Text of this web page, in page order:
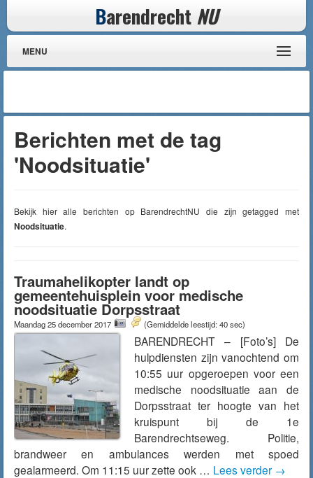
Barendrecht NU
MENU
Berichten met de tag
'Noodsituatie'
Bekijk hier alle berichten op BarendrechtNU die zijn getagged met
Noodsituatie.
Traumahelikopter landt op
gemeentehuisplein voor medische
noodsituatie Dorpsstraat
Maandag 25 december 2017 (Gemiddelde leestijd: 40 sec)
BARENDRECHT – [Foto’s] De
hulpdiensten zijn vanochtend om
10:55 uur opgeroepen voor een
medische noodsituatie aan de
Dorpsstraat ter hoogte van het
kruispunt bij de 1e
Barendrechtseweg. Politie,
brandweer en ambulances werden met spoed
gealarmeerd. Om 11:15 uur zette ook … Lees verder →